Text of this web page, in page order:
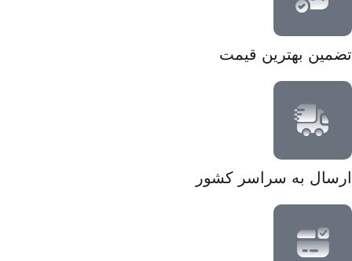
تضمین بهترین قیمت
ارسال به سراسر کشور